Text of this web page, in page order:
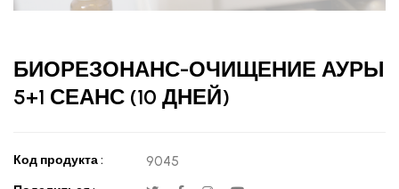
БИОРЕЗОНАНС-ОЧИЩЕНИЕ АУРЫ
5+1 СЕАНС (10 ДНЕЙ)
Код продукта : 9045